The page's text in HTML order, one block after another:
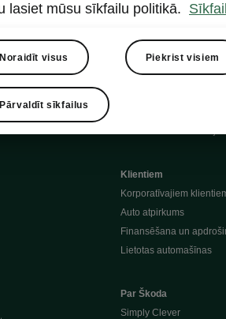
Škoda Connect
MyŠkoda App
Klientiem
Korporatīvajiem
Auto atpirkums
Finansēšana un
Lietotas automašīnas
Par Škoda
Simply Clever
lasiet mūsu sīkfailu politikā.
Noraidīt visus Piekrist visiem
Pārvaldīt sīkfailus